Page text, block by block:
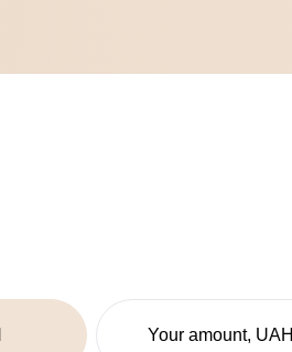
Your amount, UAH